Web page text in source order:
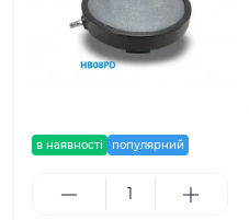
в наявності популярний